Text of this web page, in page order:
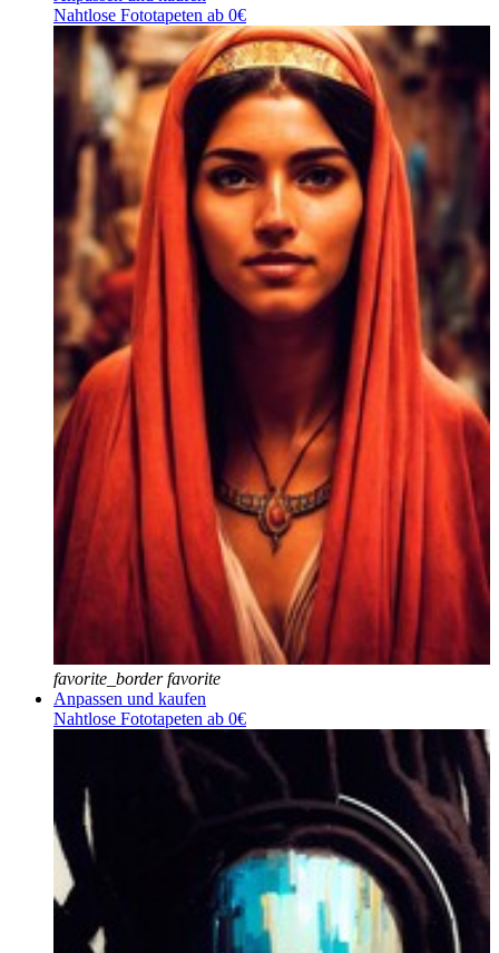
Nahtlose Fototapeten ab 0€
favorite_border favorite
Anpassen und kaufen
Nahtlose Fototapeten ab 0€